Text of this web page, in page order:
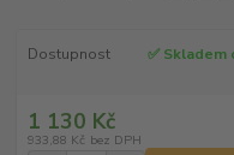
Dostupnost ✅ Skladem
1 130 Kč
933,88 Kč bez DPH